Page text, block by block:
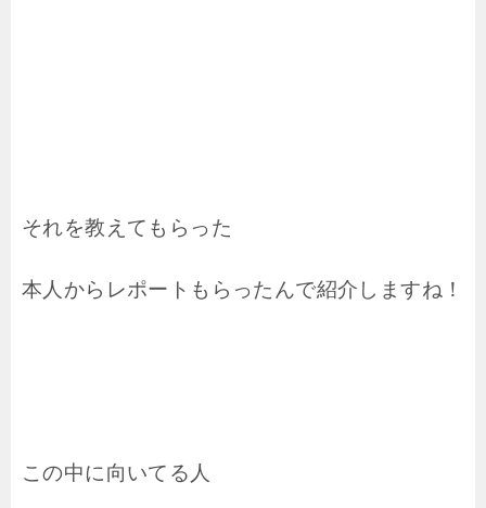
それを教えてもらった
本人からレポートもらったんで紹介しますね！
この中に向いてる人